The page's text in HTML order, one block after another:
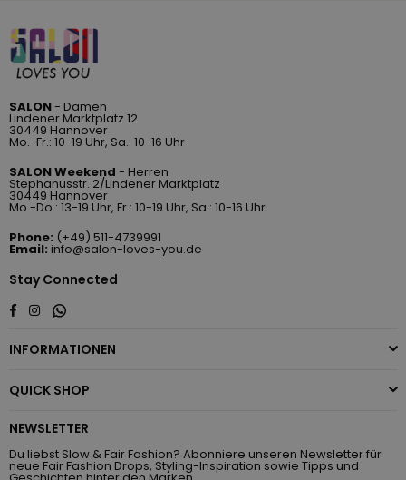
SALON- Damen
Lindener Marktplatz 12
30449 Hannover
Mo.-Fr.: 10-19 Uhr, Sa.: 10-16 Uhr
SALON Weekend - Herren
Stephanusstr. 2/Lindener Marktplatz
30449 Hannover
Mo.-Do.: 13-19 Uhr, Fr.: 10-19 Uhr, Sa.: 10-16 Uhr
Phone: (+49) 511-4739991
Email: info@salon-loves-you.de
Stay Connected
Facebook
InstagramWhatsapp
INFORMATIONEN
QUICK SHOP
NEWSLETTER
Du liebst Slow & Fair Fashion? Abonniere unseren Newsletter für
neue Fair Fashion Drops, Styling-Inspiration sowie Tipps und